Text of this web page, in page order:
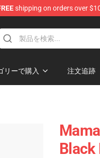
shipping on orders over
リーで購入 注文追跡
Black